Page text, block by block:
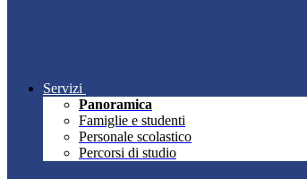
Servizi
Panoramica
Famiglie e studenti
Personale scolastico
Percorsi di studio